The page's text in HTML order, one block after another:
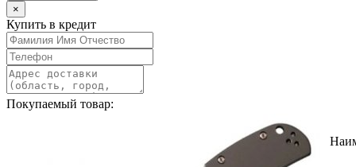
×
Купить в кредит
Покупаемый товар: